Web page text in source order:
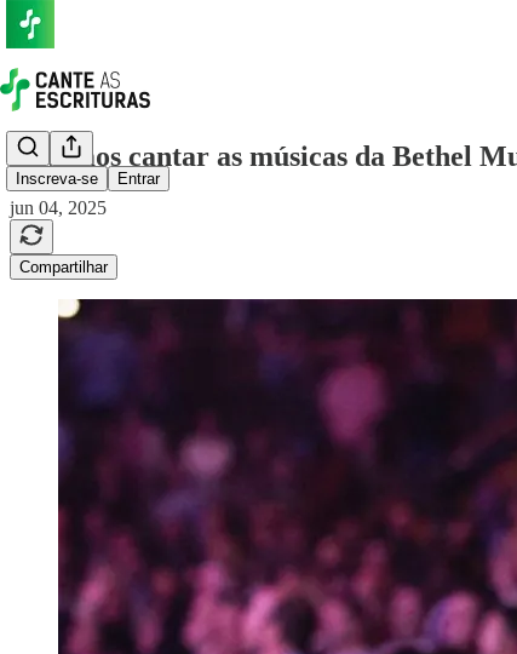
Inscreva-se Entrar
Devemos cantar as músicas da Bethel
jun 04, 2025
Compartilhar